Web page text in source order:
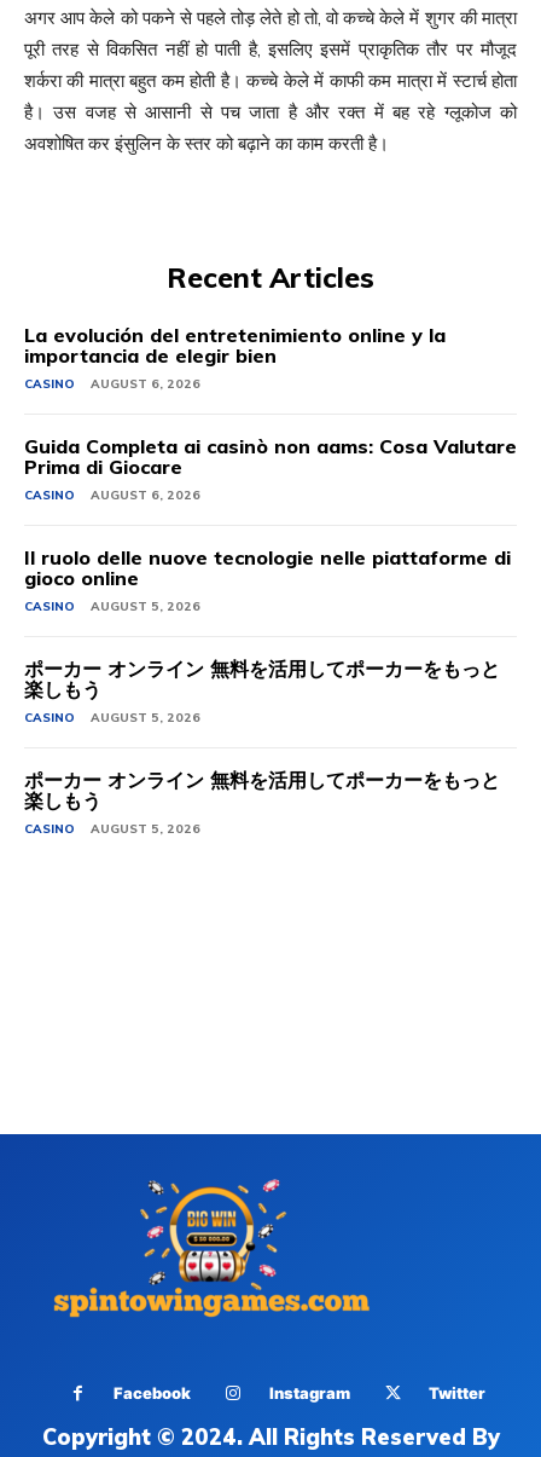
अगर आप केले को पकने से पहले तोड़ लेते हो तो, वो कच्चे केले में शुगर की मात्रा
पूरी तरह से विकसित नहीं हो पाती है, इसलिए इसमें प्राकृतिक तौर पर मौजूद
शर्करा की मात्रा बहुत कम होती है। कच्चे केले में काफी कम मात्रा में स्‍टार्च होता
है। उस वजह से आसानी से पच जाता है और रक्‍त में बह रहे ग्‍लूकोज को
अवशोषित कर इंसुल‍िन के स्‍तर को बढ़ाने का काम करती है।
Recent Articles
La evolución del entretenimiento online y la
importancia de elegir bien
CASINO AUGUST 6, 2026
Guida Completa ai casinò non aams: Cosa Valutare
Prima di Giocare
CASINO AUGUST 6, 2026
Il ruolo delle nuove tecnologie nelle piattaforme di
gioco online
CASINO AUGUST 5, 2026
ポーカー オンライン 無料を活用してポーカーをもっと
楽しもう
CASINO AUGUST 5, 2026
ポーカー オンライン 無料を活用してポーカーをもっと
楽しもう
CASINO AUGUST 5, 2026
Facebook Instagram Twitter
Copyright © 2024. All Rights Reserved By